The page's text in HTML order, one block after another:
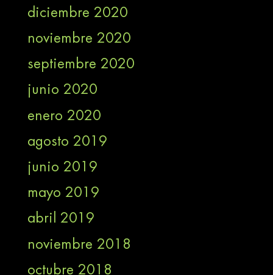
diciembre 2020
noviembre 2020
septiembre 2020
junio 2020
enero 2020
agosto 2019
junio 2019
mayo 2019
abril 2019
noviembre 2018
octubre 2018